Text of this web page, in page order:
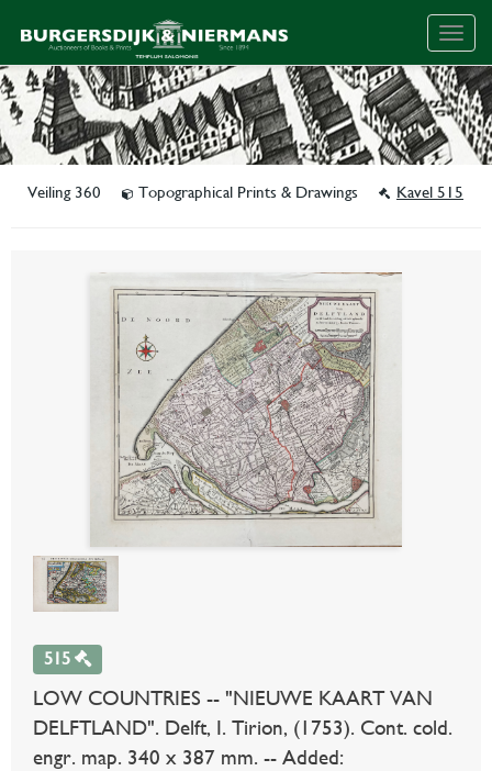
Veiling 360 Topographical Prints & Drawings Kavel 515
515
LOW COUNTRIES -- "NIEUWE KAART VAN
DELFTLAND". Delft, I. Tirion, (1753). Cont. cold.
engr. map. 340 x 387 mm. -- Added: